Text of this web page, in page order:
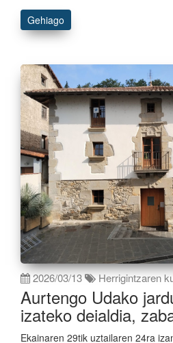
Gehiago
2026/03/13 Herrigintzaren
Aurtengo Udako
izateko deialdia,
Ekainaren 29tik uztailaren 24ra